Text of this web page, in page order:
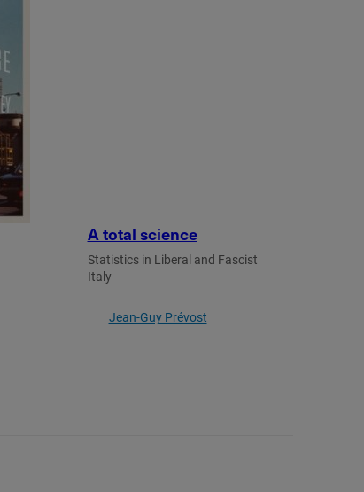
A total science
Statistics in Liberal and Fascist
Italy
Jean-Guy Prévost